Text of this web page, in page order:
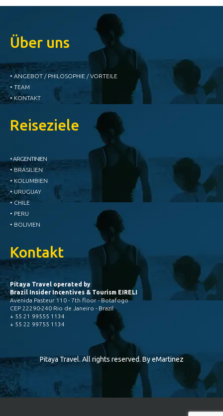
Über uns
• ANGEBOT / PHILOSOPHIE / VORTEILE
• TEAM
• KONTAKT
Reiseziele
• ARGENTINIEN
• BRASILIEN
• KOLUMBIEN
• URUGUAY
• CHILE
• PERU
• BOLIVIEN
Kontakt
Pitaya Travel operated by
Brazil Insider Incentives & Tourism EIRELI
Avenida Pasteur 110 - 7th floor - Botafogo
CEP 22290-240 Rio de Janeiro - Brazil
+ 55 21 99555 1134
+ 55 22 99755 1134
Pitaya Travel. All rights reserved. ByeMartinez